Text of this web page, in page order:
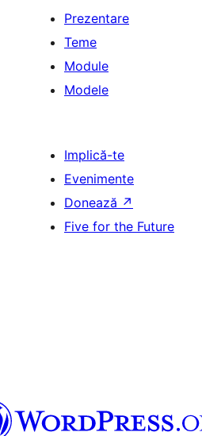
Prezentare
Teme
Module
Modele
Implică-te
Evenimente
Donează ↗
Five for the Future